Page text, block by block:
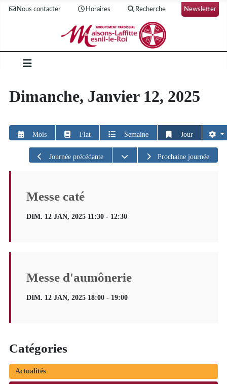
Nous contacter Horaires Recherche Newsletter
Dimanche, Janvier 12, 2025
Mois Flat Semaine Jour
Journée précédante Ouvrir le calendrier
Prochaine journée
Messe caté
DIM. 12 JAN, 2025 11:30 - 12:30
Messe d'aumônerie
DIM. 12 JAN, 2025 18:00 - 19:00
Catégories
Actualités